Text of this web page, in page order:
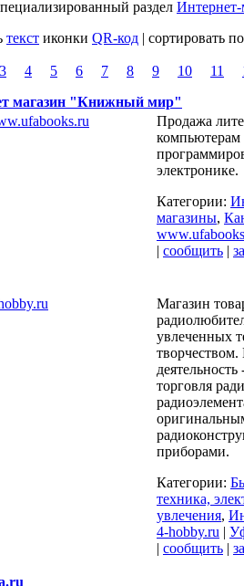
раздел
текст иконки QR-код | сортировать
3 4 5 6 7 8 9 10 11
магазин "Книжный мир"
Продажа
компьютерам
электронике.
Категории:
магазины,
| сообщить |
Магазин
увлеченных
торговля
приборами.
Категории:
техника,
увлечения,
4-hobby.ru |
| сообщить |